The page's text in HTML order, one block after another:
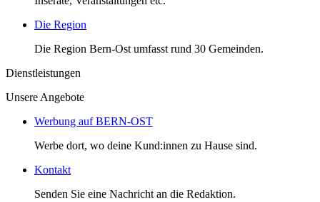
Die Region
Die Region Bern-Ost umfasst rund 30 Gemeinden.
Dienstleistungen
Unsere Angebote
Werbung auf BERN-OST
Werbe dort, wo deine Kund:innen zu Hause sind.
Kontakt
Senden Sie eine Nachricht an die Redaktion.